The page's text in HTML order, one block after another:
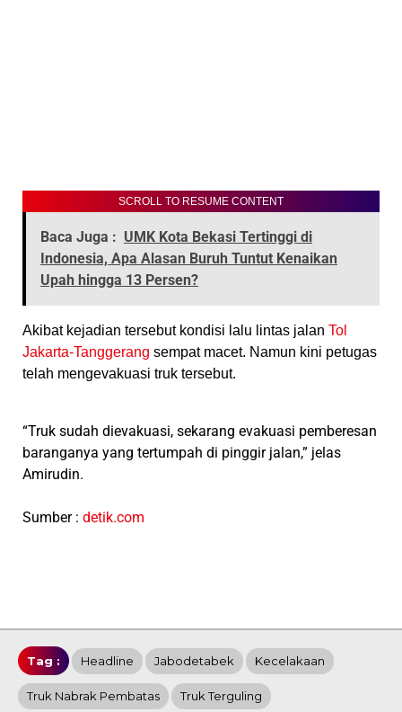
SCROLL TO RESUME CONTENT
Baca Juga : UMK Kota Bekasi Tertinggi di
Indonesia, Apa Alasan Buruh Tuntut Kenaikan
Upah hingga 13 Persen?
Akibat kejadian tersebut kondisi lalu lintas jalan Tol
Jakarta-Tanggerang sempat macet. Namun kini petugas
telah mengevakuasi truk tersebut.
“Truk sudah dievakuasi, sekarang evakuasi pemberesan
baranganya yang tertumpah di pinggir jalan,” jelas
Amirudin.
Sumber : detik.com
Tag : Headline Jabodetabek Kecelakaan
Truk Nabrak Pembatas Truk Terguling